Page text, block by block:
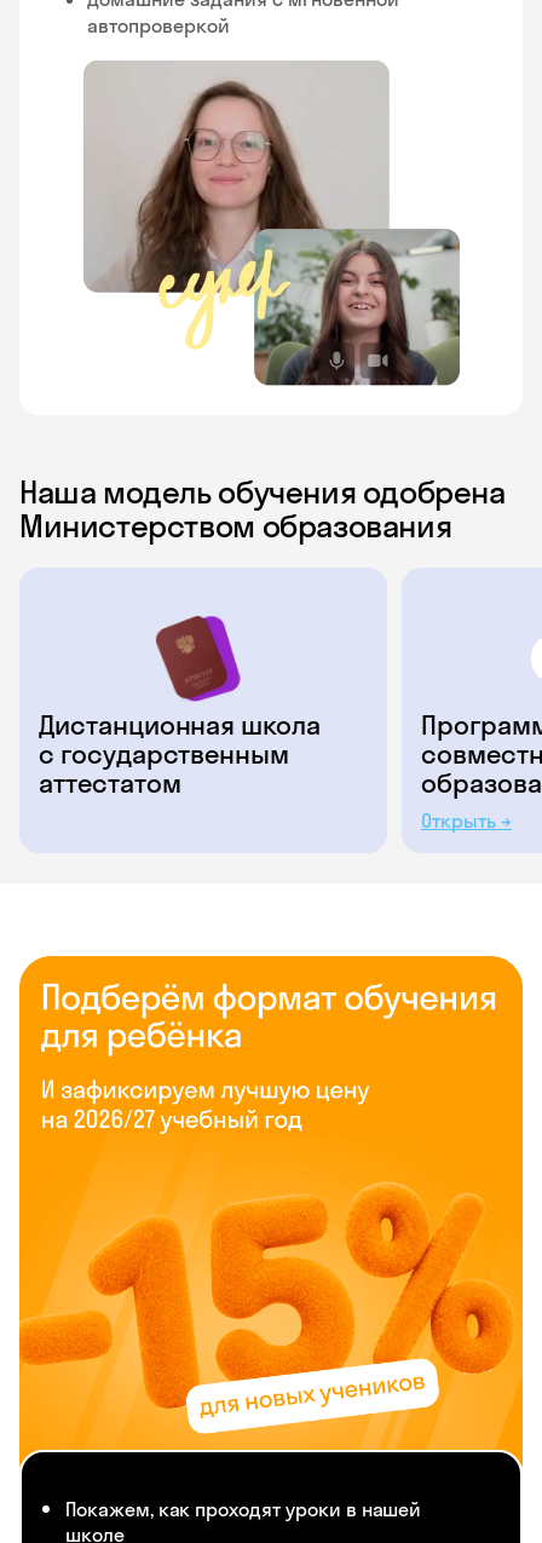
автопроверкой
Наша модель обучения одобрена
Министерством образования
Дистанционная школа
с государственным
аттестатом
Открыть →
Покажем, как проходят уроки в нашей
школе